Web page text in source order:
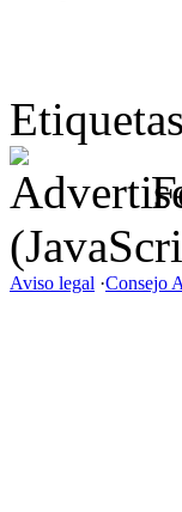
Aviso legal ·Consejo